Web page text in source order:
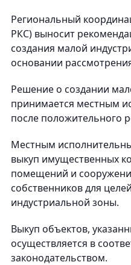
Региональный
РКС) выносит
создания малой
основании
Решение о создании
принимается местным
после положительного
Местным
выкуп имущественных
помещений и
собственников для
индустриальной зоны.
Выкуп объектов,
осуществляется в
законодательством.